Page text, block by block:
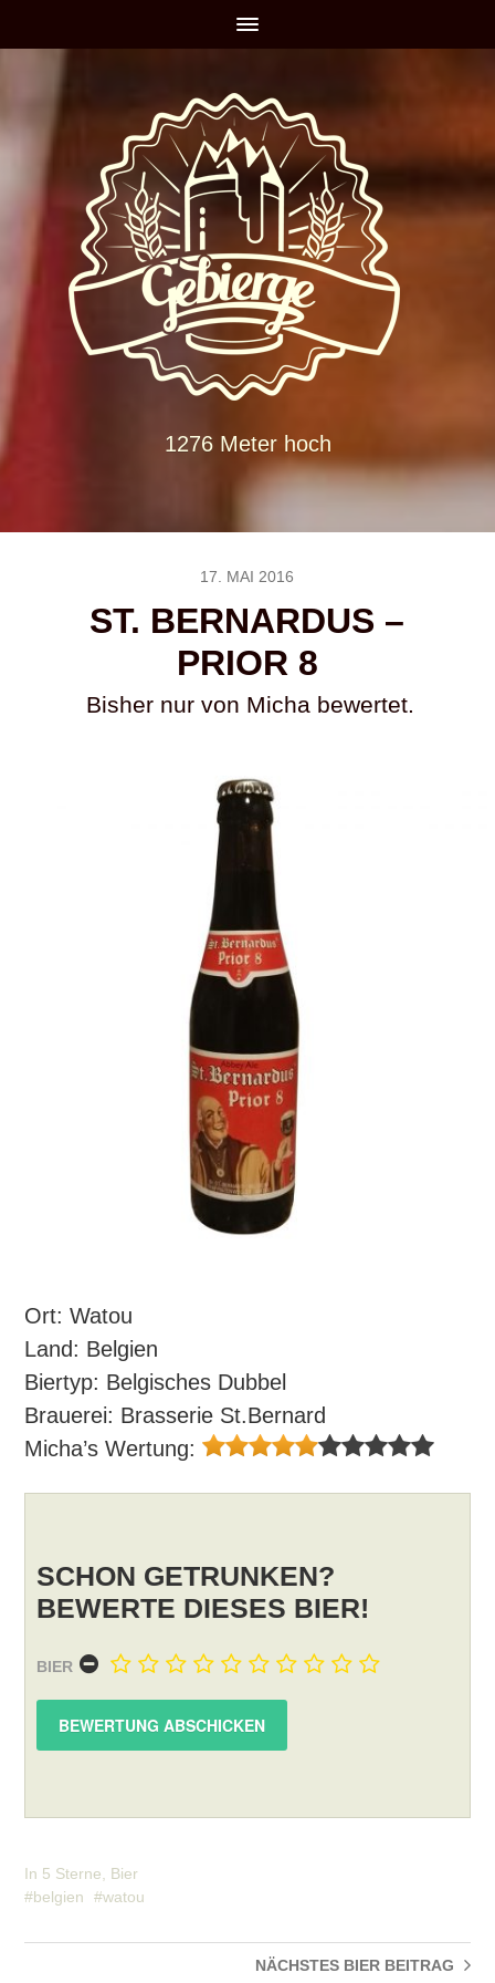
1276 Meter hoch
17. MAI 2016
ST. BERNARDUS –
PRIOR 8
Bisher nur von Micha bewertet.
Ort: Watou
Land: Belgien
Biertyp: Belgisches Dubbel
Brauerei: Brasserie St.Bernard
Micha’s Wertung:
SCHON GETRUNKEN?
BEWERTE DIESES BIER!
BIER
In 5 Sterne
Bier
belgien
watou
NÄCHSTES BIERBEITRAG